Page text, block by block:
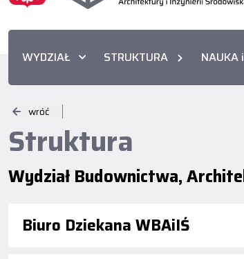
WYDZIAŁ STRUKTURA NAUKA
wróć
Struktura
Wydział Budownictwa,
Biuro Dziekana WBAiIŚ